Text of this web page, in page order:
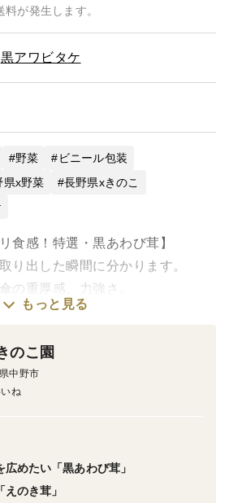
が発生します。
黒アワビタケ
野菜
ビニール包装
県x野菜
長野県xきのこ
食感！特選・黒あわび茸】
り出した瞬間に分かります。
の重厚感。力強さ。
茸は1本1本、手作業で丁寧に収
ます。
環境！】
もっと見る
のこ園
中野市
ね
めたい「黒あわび茸」
のき茸」